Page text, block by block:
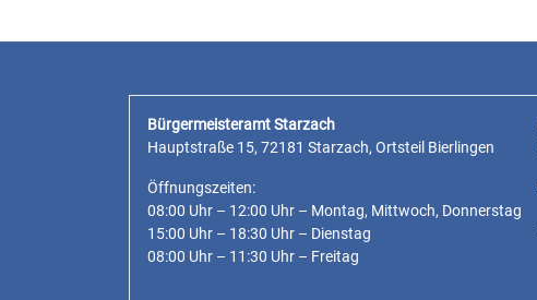
Bürgermeisteramt Starzach
Hauptstraße 15, 72181 Starzach, Ortsteil Bierlingen
Öffnungszeiten:
08:00 Uhr – 12:00 Uhr – Montag, Mittwoch, Donnerstag
15:00 Uhr – 18:30 Uhr – Dienstag
08:00 Uhr – 11:30 Uhr – Freitag